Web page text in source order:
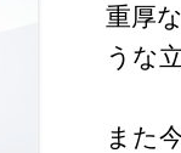
重厚
うな
また